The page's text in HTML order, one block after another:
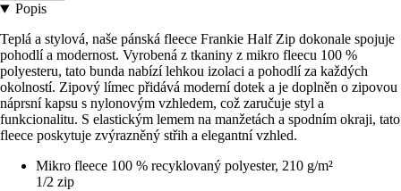
Popis
Teplá a stylová, naše pánská fleece Frankie Half Zip dokonale spojuje
pohodlí a modernost. Vyrobená z tkaniny z mikro fleecu 100 %
polyesteru, tato bunda nabízí lehkou izolaci a pohodlí za každých
okolností. Zipový límec přidává moderní dotek a je doplněn o zipovou
náprsní kapsu s nylonovým vzhledem, což zaručuje styl a
funkcionalitu. S elastickým lemem na manžetách a spodním okraji, tato
fleece poskytuje zvýrazněný střih a elegantní vzhled.
Mikro fleece 100 % recyklovaný polyester, 210 g/m²
1/2 zip